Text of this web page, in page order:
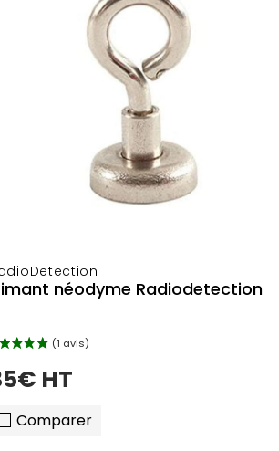
néodyme Radiodetection
HT
Comparer